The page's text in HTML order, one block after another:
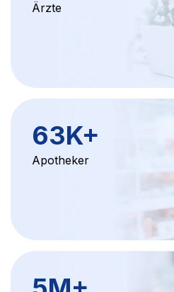
Ärzte
63K+
Apotheker